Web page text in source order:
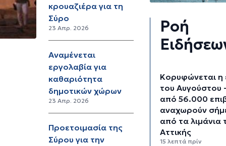
κρουαζιέρα για τη
Σύρο
23 Απρ. 2026
Αναμένεται
εργολαβία για
καθαριότητα
δημοτικών χώρων
23 Απρ. 2026
Προετοιμασία της
Σύρου για την
Ροή
Κορυφώνεται η
του Αυγούστου
από 56.000
αναχωρούν
από τα λιμάνια
Αττικής
15 λεπτά πρίν